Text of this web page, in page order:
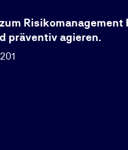
präventiv agieren.